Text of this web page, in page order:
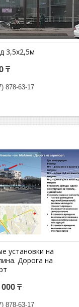
3,5х2,5м
₸
878-63-17
установки на
Дорога на
₸
878-63-17